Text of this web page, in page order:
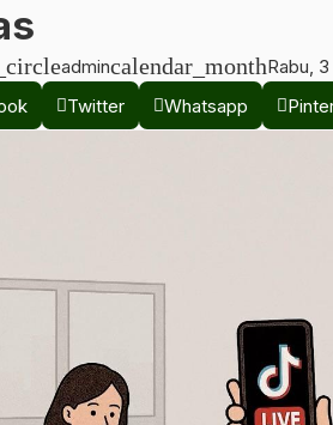
admincalendar_monthRabu,
Twitter Whatsapp